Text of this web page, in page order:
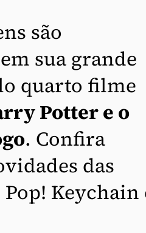
são
sua grande
quarto filme
Potter e o
. Confira
das
Keychain